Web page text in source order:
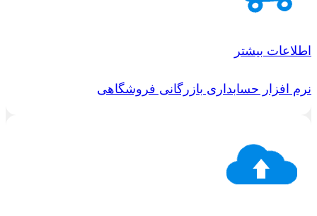
اطلاعات بیشتر
نرم افزار حسابداری بازرگانی فروشگاهی